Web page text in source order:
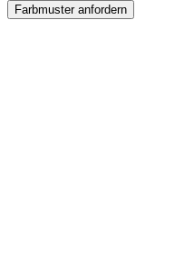
Farbmuster anfordern